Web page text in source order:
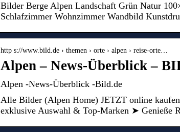
Bilder Berge Alpen Landschaft Grün Natur
Schlafzimmer Wohnzimmer Wandbild
http s://www.bild.de › themen › orte › alpen › reise-orte…
Alpen – News-Überblick –
Alpen -News-Überblick -Bild.de
Alle Bilder (Alpen Home) JETZT online
exklusive Auswahl & Top-Marken ➤ Genieße